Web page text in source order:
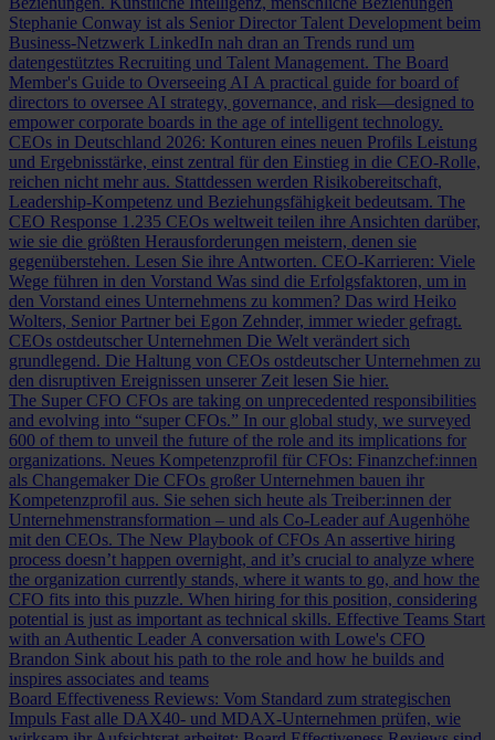
Stephanie Conway ist als Senior Director Talent Development beim
Business-Netzwerk LinkedIn nah dran an Trends rund um
datengestütztes Recruiting und Talent Management. The Board
Member's Guide to Overseeing AI A practical guide for board of
directors to oversee AI strategy, governance, and risk—designed to
empower corporate boards in the age of intelligent technology.
CEOs in Deutschland 2026: Konturen eines neuen Profils Leistung
und Ergebnisstärke, einst zentral für den Einstieg in die CEO-Rolle,
reichen nicht mehr aus. Stattdessen werden Risikobereitschaft,
Leadership-Kompetenz und Beziehungsfähigkeit bedeutsam. The
CEO Response 1.235 CEOs weltweit teilen ihre Ansichten darüber,
wie sie die größten Herausforderungen meistern, denen sie
gegenüberstehen. Lesen Sie ihre Antworten. CEO-Karrieren: Viele
Wege führen in den Vorstand Was sind die Erfolgsfaktoren, um in
den Vorstand eines Unternehmens zu kommen? Das wird Heiko
Wolters, Senior Partner bei Egon Zehnder, immer wieder gefragt.
CEOs ostdeutscher Unternehmen Die Welt verändert sich
grundlegend. Die Haltung von CEOs ostdeutscher Unternehmen zu
den disruptiven Ereignissen unserer Zeit lesen Sie hier.
The Super CFO CFOs are taking on unprecedented responsibilities
and evolving into “super CFOs.” In our global study, we surveyed
600 of them to unveil the future of the role and its implications for
organizations. Neues Kompetenzprofil für CFOs: Finanzchef:innen
als Changemaker Die CFOs großer Unternehmen bauen ihr
Kompetenzprofil aus. Sie sehen sich heute als Treiber:innen der
Unternehmenstransformation – und als Co-Leader auf Augenhöhe
mit den CEOs. The New Playbook of CFOs An assertive hiring
process doesn’t happen overnight, and it’s crucial to analyze where
the organization currently stands, where it wants to go, and how the
CFO fits into this puzzle. When hiring for this position, considering
potential is just as important as technical skills. Effective Teams Start
with an Authentic Leader A conversation with Lowe's CFO
Brandon Sink about his path to the role and how he builds and
inspires associates and teams
Board Effectiveness Reviews: Vom Standard zum strategischen
Impuls Fast alle DAX40- und MDAX-Unternehmen prüfen, wie